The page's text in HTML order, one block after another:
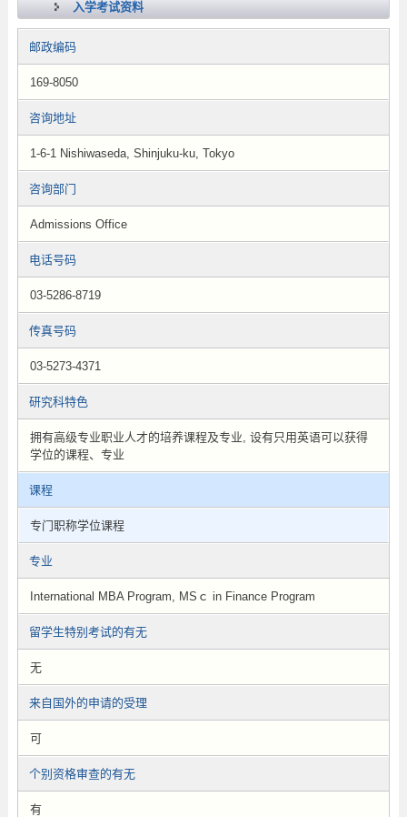
入学考试资料
邮政编码
169-8050
咨询地址
1-6-1 Nishiwaseda, Shinjuku-ku, Tokyo
咨询部门
Admissions Office
电话号码
03-5286-8719
传真号码
03-5273-4371
研究科特色
拥有高级专业职业人才的培养课程及专业, 设有只用英语可以获得
学位的课程、专业
课程
专门职称学位课程
专业
International MBA Program, MSｃ in Finance Program
留学生特别考试的有无
无
来自国外的申请的受理
可
个别资格审查的有无
有